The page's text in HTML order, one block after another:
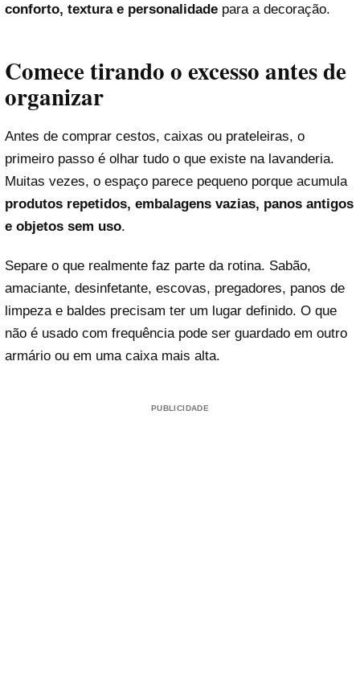
conforto, textura e personalidade para a decoração.
Comece tirando o excesso antes de
organizar
Antes de comprar cestos, caixas ou prateleiras, o
primeiro passo é olhar tudo o que existe na lavanderia.
Muitas vezes, o espaço parece pequeno porque acumula
produtos repetidos, embalagens vazias, panos antigos
e objetos sem uso.
Separe o que realmente faz parte da rotina. Sabão,
amaciante, desinfetante, escovas, pregadores, panos de
limpeza e baldes precisam ter um lugar definido. O que
não é usado com frequência pode ser guardado em outro
armário ou em uma caixa mais alta.
PUBLICIDADE